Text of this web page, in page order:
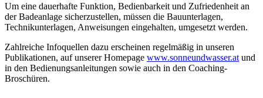
Um eine dauerhafte Funktion, Bedienbarkeit und Zufriedenheit an
der Badeanlage sicherzustellen, müssen die Bauunterlagen,
Technikunterlagen, Anweisungen eingehalten, umgesetzt werden.
Zahlreiche Infoquellen dazu erscheinen regelmäßig in unseren
Publikationen, auf unserer Homepage www.sonneundwasser.at und
in den Bedienungsanleitungen sowie auch in den Coaching-
Broschüren.